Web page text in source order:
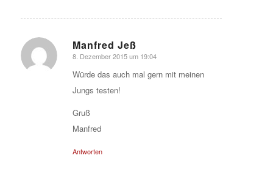
Manfred Jeß
sagte:
8. Dezember 2015 um 19:04
Würde das auch mal gern mit meinen
Jungs testen!
Gruß
Manfred
Antworten